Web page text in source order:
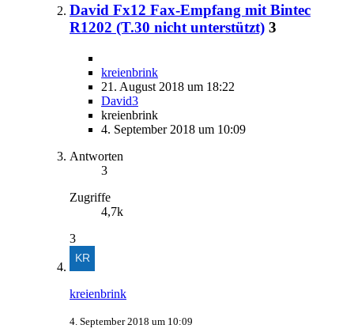
David Fx12 Fax-Empfang mit Bintec
R1202 (T.30 nicht unterstützt) 3
kreienbrink
21. August 2018 um 18:22
David3
kreienbrink
4. September 2018 um 10:09
Antworten
3
Zugriffe
4,7k
3
kreienbrink
4. September 2018 um 10:09